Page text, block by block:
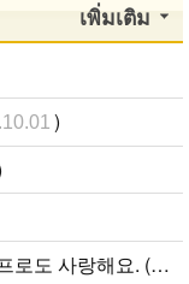
เพิ่มเติม
)
로도 사랑해요. (